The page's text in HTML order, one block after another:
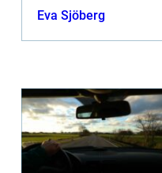
exceptionella
Eva Sjöberg